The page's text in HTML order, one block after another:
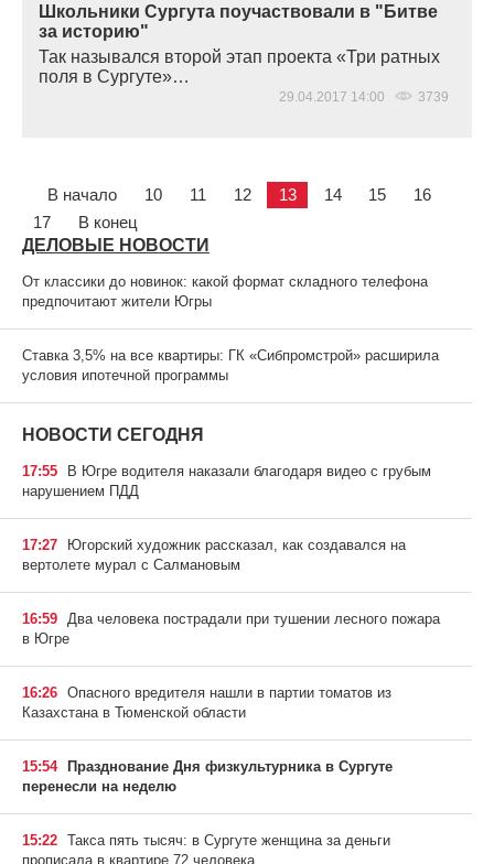
Школьники Сургута поучаствовали в "Битве
за историю"
Так назывался второй этап проекта «Три ратных
поля в Сургуте»…
29.04.2017 14:00 3739
В начало 10 11 12 13 14 15
16
17
В конец
ДЕЛОВЫЕ НОВОСТИ
От классики до новинок: какой формат складного телефона
предпочитают жители Югры
Ставка 3,5% на все квартиры: ГК «Сибпромстрой» расширила
условия ипотечной программы
НОВОСТИ СЕГОДНЯ
17:55
В Югре водителя наказали благодаря видео с грубым
нарушением ПДД
17:27
Югорский художник рассказал, как создавался на
вертолете мурал с Салмановым
16:59 Два человека пострадали при тушении лесного пожара
в Югре
16:26 Опасного вредителя нашли в партии томатов из
Казахстана в Тюменской области
15:54
Празднование Дня физкультурника в Сургуте
перенесли на неделю
15:22 Такса пять тысяч: в Сургуте женщина за деньги
прописала в квартире 72 человека